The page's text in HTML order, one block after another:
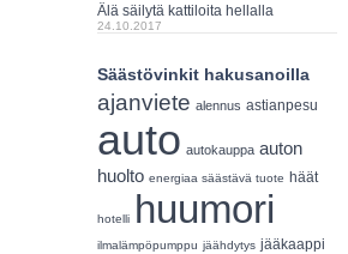
Älä säilytä kattiloita hellalla
24.10.2017
Säästövinkit hakusanoilla
ajanviete alennus astianpesu
auto autokauppa auton
huolto energiaa säästävä tuote häät
hotelli huumori
ilmalämpöpumppu jäähdytys jääkaappi